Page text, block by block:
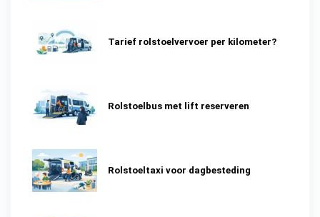
Tarief rolstoelvervoer per kilometer?
Rolstoelbus met lift reserveren
Rolstoeltaxi voor dagbesteding